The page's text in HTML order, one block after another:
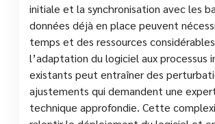
initiale et la synchronisation avec les
données déjà en place peuvent
temps et des ressources
l’adaptation du logiciel aux processus
existants peut entraîner des
ajustements qui demandent une
technique approfondie. Cette